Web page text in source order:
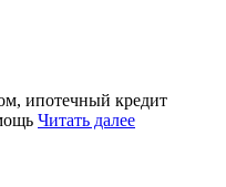
ипотечный кредит
Читать далее